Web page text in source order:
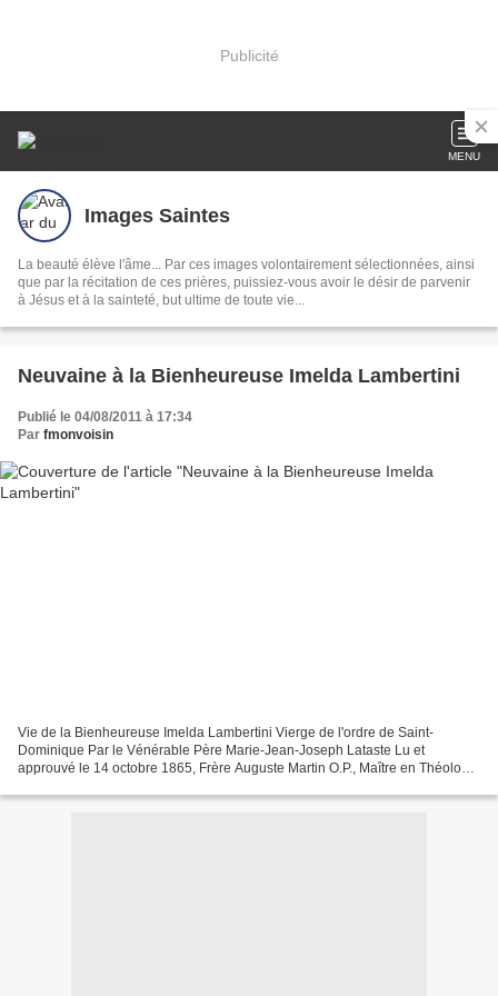
Publicité
MENU
Images Saintes
La beauté élève l'âme... Par ces images volontairement sélectionnées, ainsi
que par la récitation de ces prières, puissiez-vous avoir le désir de parvenir
à Jésus et à la sainteté, but ultime de toute vie...
Neuvaine à la Bienheureuse Imelda Lambertini
Publié le 04/08/2011 à 17:34
Par fmonvoisin
Vie de la Bienheureuse Imelda Lambertini Vierge de l'ordre de Saint-
Dominique Par le Vénérable Père Marie-Jean-Joseph Lataste Lu et
approuvé le 14 octobre 1865, Frère Auguste Martin O.P., Maître en Théologie